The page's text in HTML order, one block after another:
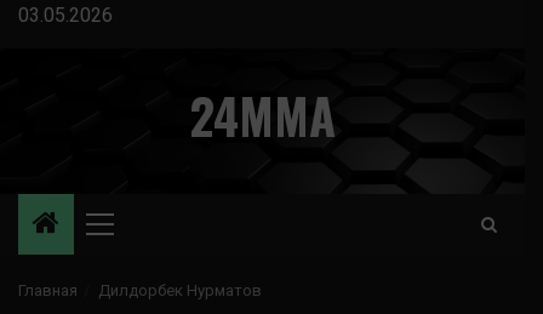
Перейти
03.05.2026
24MMA
Основное
Главная Дилдорбек Нурматов